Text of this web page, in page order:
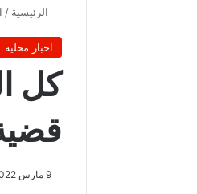
الرئيسية /
اخبار محلية
كل
9 مارس 2022